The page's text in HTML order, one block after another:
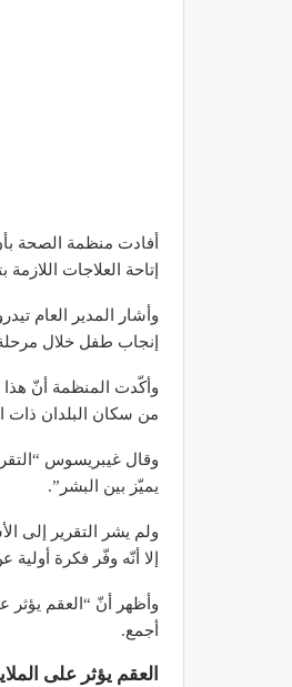
إتاحة العلاجات
إنجاب طفل خلال
من سكان البلدان ذات
يميّز بين البشر”.
ولم يشر التقرير إلى
إلا أنّه وفّر فكرة أولية
أجمع.
العقم يؤثر على